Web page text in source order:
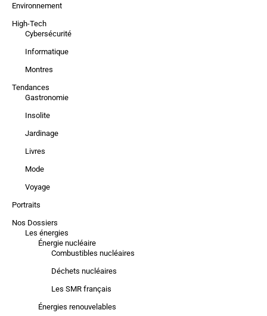
Environnement
High-Tech
Cybersécurité
Informatique
Montres
Tendances
Gastronomie
Insolite
Jardinage
Livres
Mode
Voyage
Portraits
Nos Dossiers
Les énergies
Énergie nucléaire
Combustibles nucléaires
Déchets nucléaires
Les SMR français
Énergies renouvelables